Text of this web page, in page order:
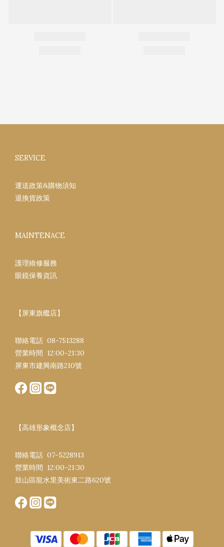
SERVICE
運送政策&購物須知
退換貨政策
MAINTENACE
護理維修服務
眼鏡保養資訊
【屏東旗艦店】
聯絡電話 08-7513288
營業時間 12:00-21:30​
屏東市建興南路​210號
【高雄形象概念店】
聯絡電話 07-5228913
營業時間 12:00-21:30​
鼓山區龍水里美術東二路620號